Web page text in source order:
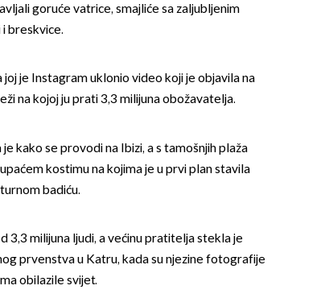
goruće vatrice, smajliće sa zaljubljenim
breskvice.
je Instagram uklonio video koji je objavila na
na kojoj ju prati 3,3 milijuna obožavatelja.
kako se provodi na Ibizi, a s tamošnjih plaža
kostimu na kojima je u prvi plan stavila
badiću.
3,3 milijuna ljudi, a većinu pratitelja stekla je
prvenstva u Katru, kada su njezine fotografije
obilazile svijet.